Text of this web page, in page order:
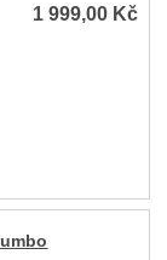
1 999,00 Kč